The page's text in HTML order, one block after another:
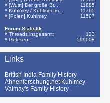
[Wust] Der große Br...
11885
Kuhlmey / Kuhlmei Im...
11765
[Polen] Kuhlmey
11507
Forum Statistik
Threads insgesamt:
123
Gelesen:
599008
Links
British India Family History
Ahnenforschung.net Kuhlmey
Valmay's Family History